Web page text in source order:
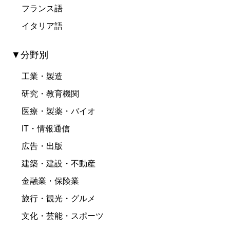
フランス語
イタリア語
▼分野別
工業・製造
研究・教育機関
医療・製薬・バイオ
IT・情報通信
広告・出版
建築・建設・不動産
金融業・保険業
旅行・観光・グルメ
文化・芸能・スポーツ